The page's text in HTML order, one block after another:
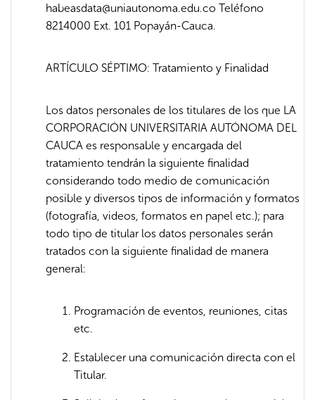
habeasdata@uniautonoma.edu.co Teléfono
8214000 Ext. 101 Popayán-Cauca.
ARTÍCULO SÉPTIMO: Tratamiento y Finalidad
Los datos personales de los titulares de los que LA
CORPORACIÓN UNIVERSITARIA AUTÓNOMA DEL
CAUCA es responsable y encargada del
tratamiento tendrán la siguiente finalidad
considerando todo medio de comunicación
posible y diversos tipos de información y formatos
(fotografía, videos, formatos en papel etc.); para
todo tipo de titular los datos personales serán
tratados con la siguiente finalidad de manera
general:
Programación de eventos, reuniones, citas
etc.
Establecer una comunicación directa con el
Titular.